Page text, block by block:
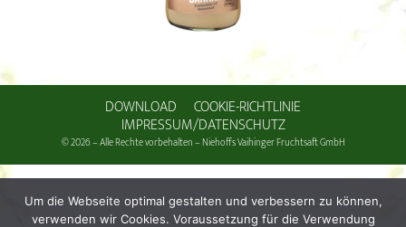
DOWNLOAD COOKIE-RICHTLINIE
IMPRESSUM/DATENSCHUTZ
© 2026 – Alle Rechte vorbehalten – Niehoffs Vaihinger Fruchtsaft GmbH
Um die Webseite optimal gestalten und verbessern zu können,
verwenden wir Cookies. Voraussetzung für die Verwendung